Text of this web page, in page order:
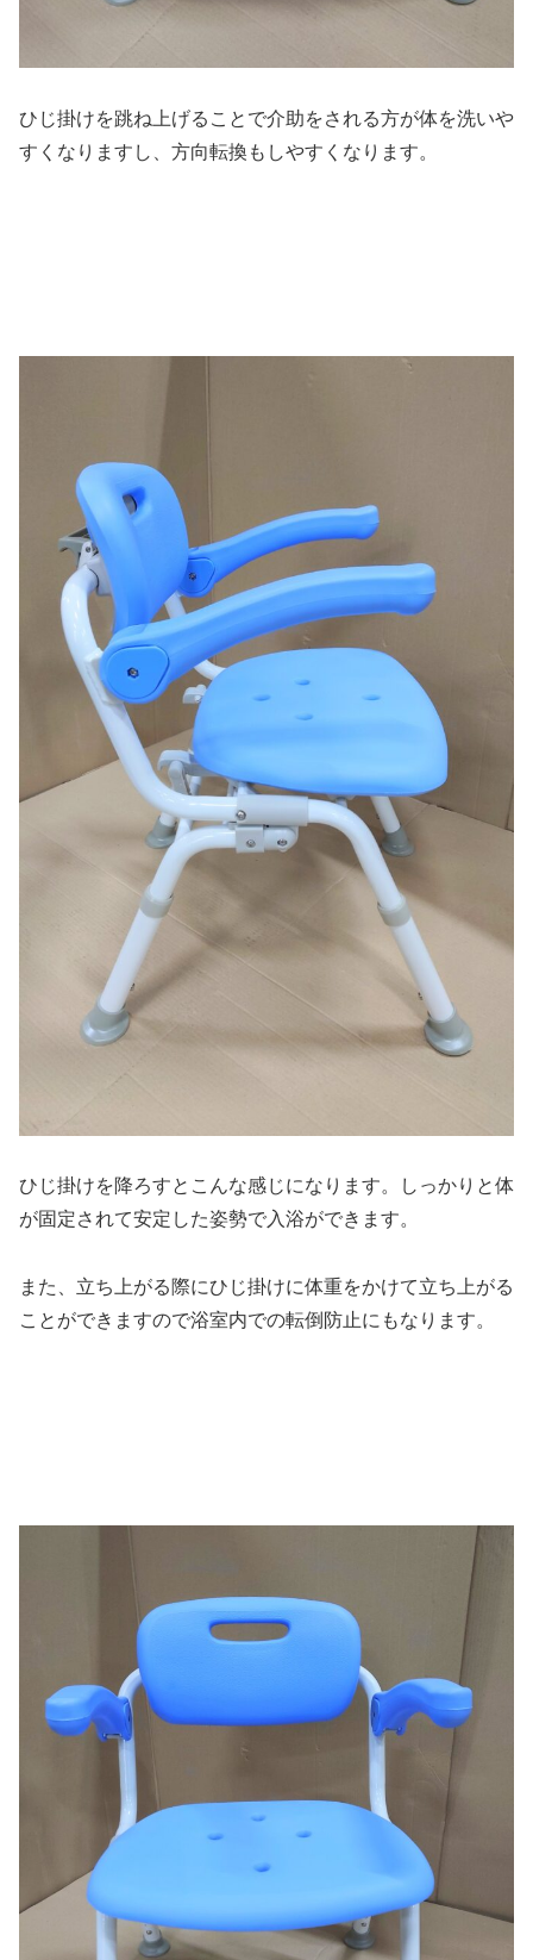
ひじ掛けを跳ね上げることで介助をされる方が体を洗いや
すくなりますし、方向転換もしやすくなります。
ひじ掛けを降ろすとこんな感じになります。しっかりと体
が固定されて安定した姿勢で入浴ができます。
また、立ち上がる際にひじ掛けに体重をかけて立ち上がる
ことができますので浴室内での転倒防止にもなります。